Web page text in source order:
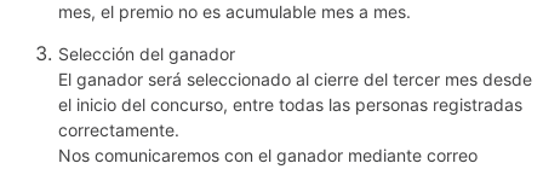
mes, el premio no es acumulable mes a mes.
Selección del ganador
El ganador será seleccionado al cierre del tercer mes desde
el inicio del concurso, entre todas las personas registradas
correctamente.
Nos comunicaremos con el ganador mediante correo